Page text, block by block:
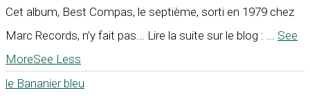
Cet album, Best Compas, le septième, sorti en 1979 chez
Marc Records, n’y fait pas... Lire la suite sur le blog : ... See
MoreSee Less
le Bananier bleu